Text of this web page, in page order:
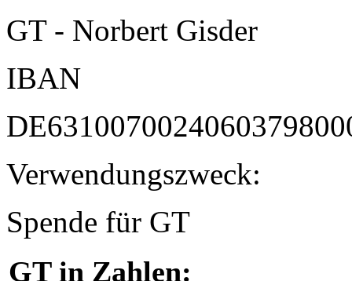
GT - Norbert Gisder
IBAN
Verwendungszweck:
Spende für GT
GT in Zahlen: